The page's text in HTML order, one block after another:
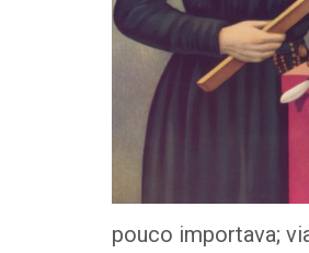
pouco importava;